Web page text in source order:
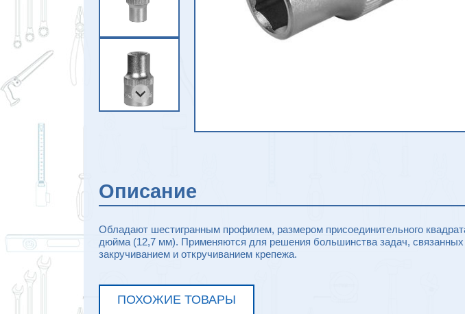
Описание
Обладают шестигранным профилем, размером присоединительного
дюйма (12,7 мм). Применяются для решения большинства задач, связанных
закручиванием и откручиванием крепежа.
ПОХОЖИЕ ТОВАРЫ